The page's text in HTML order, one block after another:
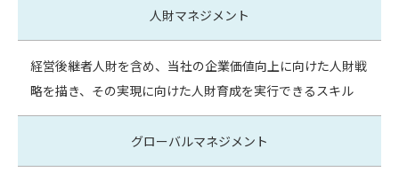
人財マネジメント
経営後継者人財を含め、当社の企業価値向上に向けた人財戦
略を描き、その実現に向けた人財育成を実行できるスキル
グローバルマネジメント